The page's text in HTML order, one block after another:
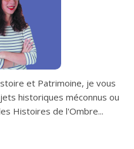
et Patrimoine, je vous
historiques méconnus ou
Histoires de l'Ombre...